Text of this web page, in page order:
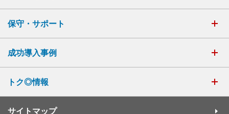
保守・サポート
成功導入事例
トク◎情報
サイトマップ